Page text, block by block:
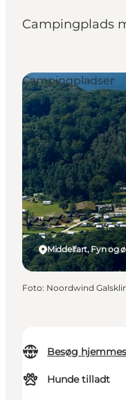
Campingplads
Besøg
Hunde tilladt
Middelfart, Fyn og
Campingpladser
Foto: Noordwind